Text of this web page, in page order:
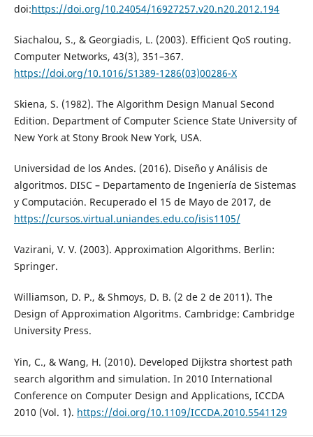
doi:https://doi.org/10.24054/16927257.v20.n20.2012.194
Siachalou, S., & Georgiadis, L. (2003). Efficient QoS routing.
Computer Networks, 43(3), 351–367.
https://doi.org/10.1016/S1389-1286(03)00286-X
Skiena, S. (1982). The Algorithm Design Manual Second
Edition. Department of Computer Science State University of
New York at Stony Brook New York, USA.
Universidad de los Andes. (2016). Diseño y Análisis de
algoritmos. DISC – Departamento de Ingeniería de Sistemas
y Computación. Recuperado el 15 de Mayo de 2017, de
https://cursos.virtual.uniandes.edu.co/isis1105/
Vazirani, V. V. (2003). Approximation Algorithms. Berlin:
Springer.
Williamson, D. P., & Shmoys, D. B. (2 de 2 de 2011). The
Design of Approximation Algoritms. Cambridge: Cambridge
University Press.
Yin, C., & Wang, H. (2010). Developed Dijkstra shortest path
search algorithm and simulation. In 2010 International
Conference on Computer Design and Applications, ICCDA
2010 (Vol. 1). https://doi.org/10.1109/ICCDA.2010.5541129